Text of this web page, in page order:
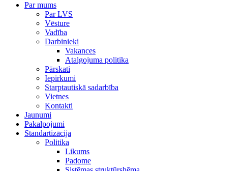
Par mums
Par LVS
Vēsture
Vadība
Darbinieki
Vakances
Atalgojuma politika
Pārskati
Iepirkumi
Starptautiskā sadarbība
Vietnes
Kontakti
Jaunumi
Pakalpojumi
Standartizācija
Politika
Likums
Padome